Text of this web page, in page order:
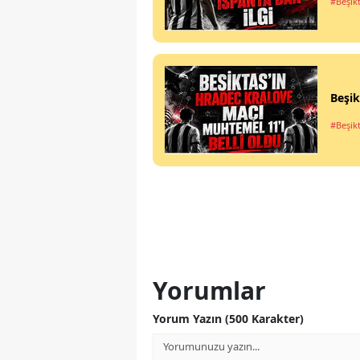
Yorumlar
Yorum Yazın (500 Karakter)